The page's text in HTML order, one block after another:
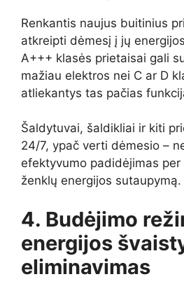
Renkantis naujus buitinius
atkreipti dėmesį į jų
A+++ klasės prietaisai gali
mažiau elektros nei C ar D
atliekantys tas pačias
Šaldytuvai, šaldikliai ir kiti
24/7, ypač verti dėmesio –
efektyvumo padidėjimas
ženklų energijos sutaupymą.
4. Budėjimo
energijos
eliminavimas